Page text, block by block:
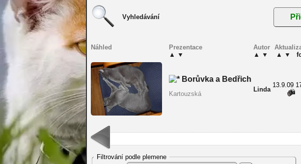
Vyhledávání
Náhled
Prezentace
▲ ▼
Autor
▲ ▼
▲ ▼
Borůvka a Bedřich
Kartouzská
Linda
13.9.09
Filtrování podle plemene